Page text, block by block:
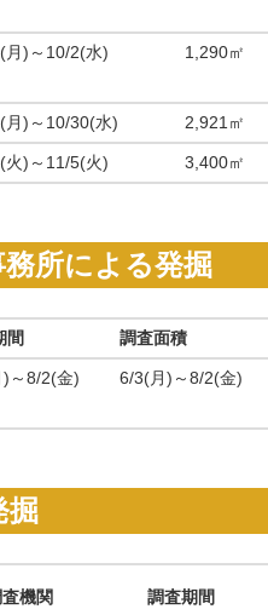
月)～10/2(水) 1,290㎡
月)～10/30(水) 2,921㎡
火)～11/5(火) 3,400㎡
所による発掘
間 調査面積
～8/2(金) 6/3(月)～8/2(金)
掘
機関 調査期間